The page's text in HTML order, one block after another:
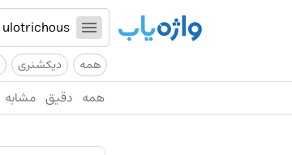
همه دیکشنری
همه دقیق مشابه